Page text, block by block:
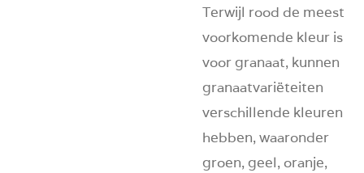
Terwijl rood de meest
voorkomende kleur is
voor granaat, kunnen
granaatvariëteiten
verschillende kleuren
hebben, waaronder
groen, geel, oranje,